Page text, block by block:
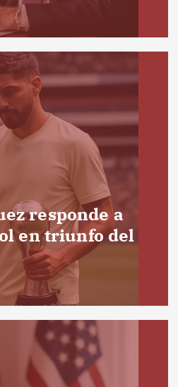
responde a
en triunfo del